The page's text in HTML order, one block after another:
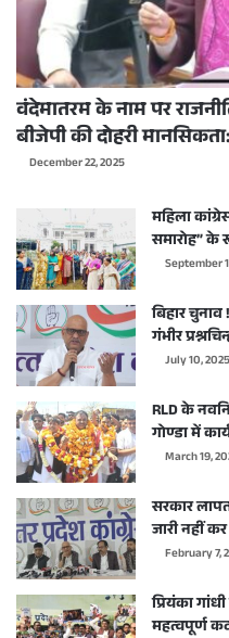
वंदेमातरम के नाम पर
बीजेपी की दोहरी
December 22, 2025
महिला
समारोह” के
September
बिहार
गंभीर
July 10, 2025
RLD के
गोण्डा में
March 19,
सरकार
जारी नहीं
February 7,
प्रियंका
महत्वपूर्ण